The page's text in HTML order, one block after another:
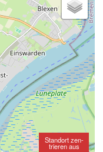
Standort zen-
trieren aus